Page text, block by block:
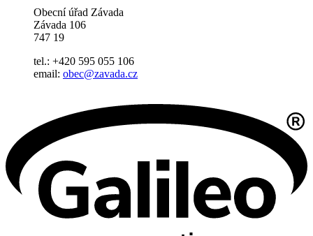
Obecní úřad Závada
Závada 106
747 19
tel.: +420 595 055 106
email: obec@zavada.cz